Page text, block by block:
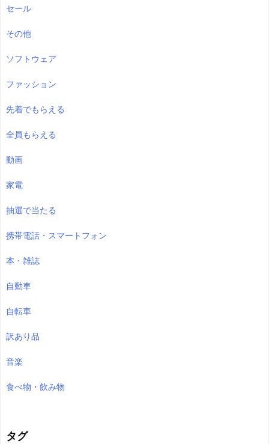
セール
その他
ソフトウェア
ファッション
先着でもらえる
全員もらえる
動画
家電
抽選で当たる
携帯電話・スマートフォン
本・雑誌
自動車
自転車
訳あり品
音楽
食べ物・飲み物
タグ